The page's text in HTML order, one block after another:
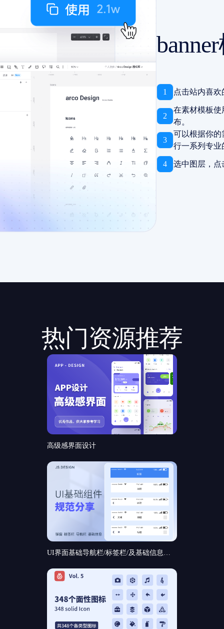
1 点击站内喜
2
在素材模板使
布。
3
可以根据你的
行一系列专
4 选中图层，点
热门资源推荐
高级感界面设计
UI界面基础导航栏/标签栏/及基础信息和基础弹窗组件规范分享